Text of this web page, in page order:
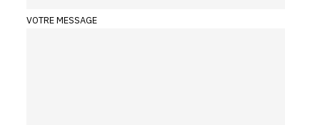
VOTRE MESSAGE